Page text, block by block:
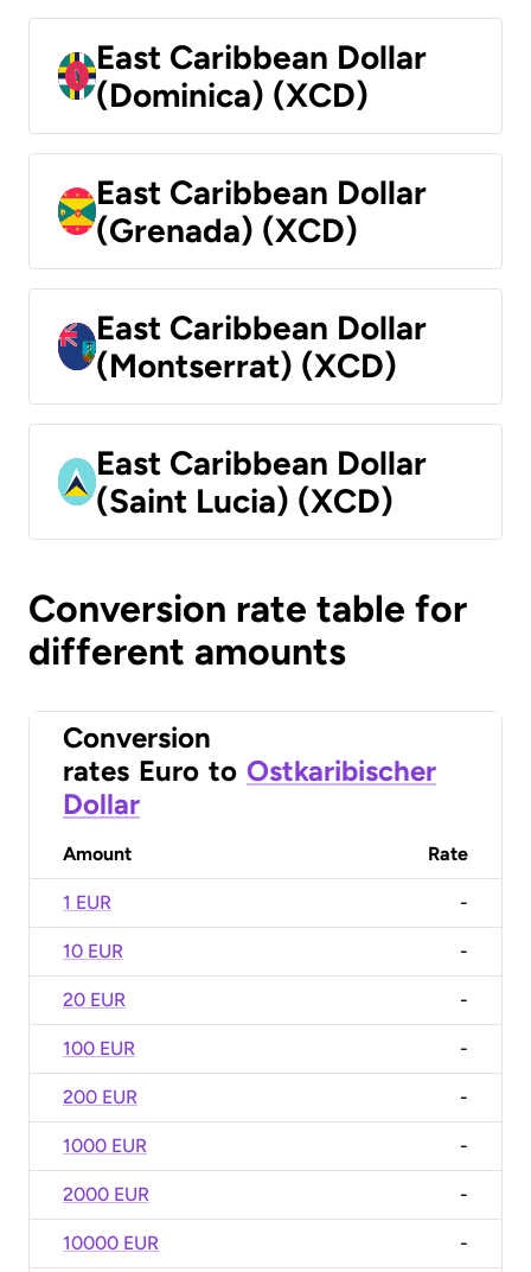
East Caribbean Dollar
(Dominica) (XCD)
East Caribbean Dollar
(Grenada) (XCD)
East Caribbean Dollar
(Montserrat) (XCD)
East Caribbean Dollar
(Saint Lucia) (XCD)
Conversion rate table for
different amounts
Conversion
rates Euro to Ostkaribischer
Dollar
Amount Rate
1 EUR -
10 EUR -
20 EUR -
100 EUR -
200 EUR -
1000 EUR -
2000 EUR -
10000 EUR -